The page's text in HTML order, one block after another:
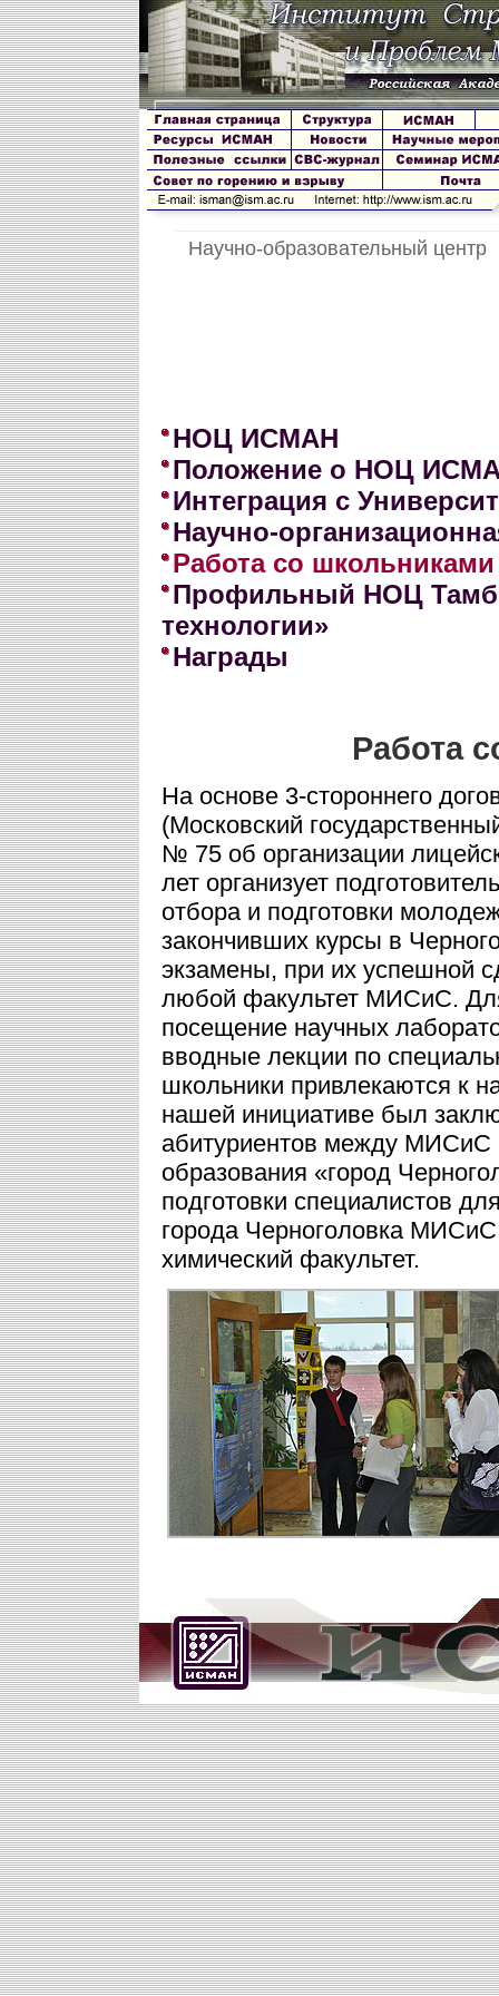
Научно-образовательный центр
НОЦ ИСМАН
Положение о НОЦ
Интеграция с
Научно-
Работа со школьниками
Профильный НОЦ
технологии»
Награды
Работа
На основе 3-стороннего
(Московский
№ 75 об организации
лет организует
отбора и подготовки
закончивших курсы в
экзамены, при их успешной
любой факультет МИСиС.
посещение научных
вводные лекции по
школьники привлекаются к
нашей инициативе был
абитуриентов между МИСиС
образования «город
подготовки специалистов
города Черноголовка
химический факультет.